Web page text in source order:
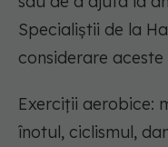
Specialiștii de la
considerare
Exerciții aerobice:
înotul, ciclismul,